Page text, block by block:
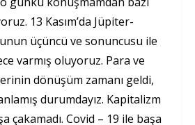
13 Kasım’da Jüpiter-
üçüncü ve sonuncusu ile
varmış oluyoruz. Para ve
dönüşüm zamanı geldi,
durumdayız. Kapitalizm
çakamadı. Covid – 19 ile başa